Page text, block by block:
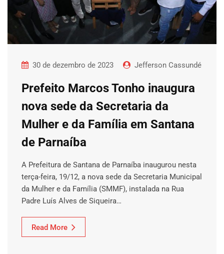
30 de dezembro de 2023 Jefferson Cassundé
Prefeito Marcos Tonho inaugura
nova sede da Secretaria da
Mulher e da Família em Santana
de Parnaíba
A Prefeitura de Santana de Parnaíba inaugurou nesta
terça-feira, 19/12, a nova sede da Secretaria Municipal
da Mulher e da Família (SMMF), instalada na Rua
Padre Luís Alves de Siqueira…
Read More